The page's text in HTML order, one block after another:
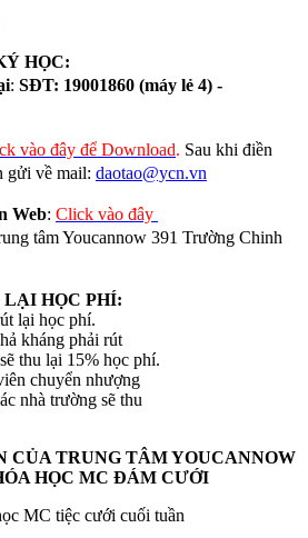
HỌC:
: SĐT: 19001860 (máy lẻ 4) -
vào đây để Download. Sau khi điền
gửi về mail: daotao@ycn.vn
Web: Click vào đây
tâm Youcannow 391 Trường Chinh
HỌC PHÍ:
lại học phí.
kháng phải rút
thu lại 15% học phí.
chuyển nhượng
nhà trường sẽ thu
CỦA TRUNG TÂM YOUCANNOW
HỌC MC ĐÁM CƯỚI